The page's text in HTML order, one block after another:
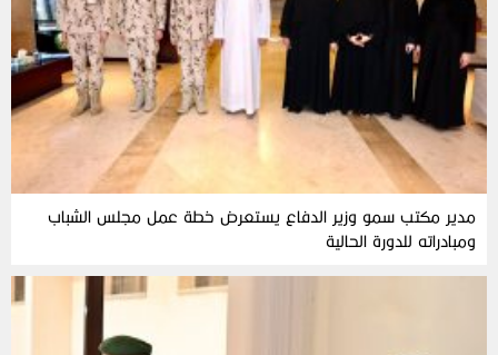
مدير مكتب سمو وزير الدفاع يستعرض خطة عمل مجلس الشباب
ومبادراته للدورة الحالية